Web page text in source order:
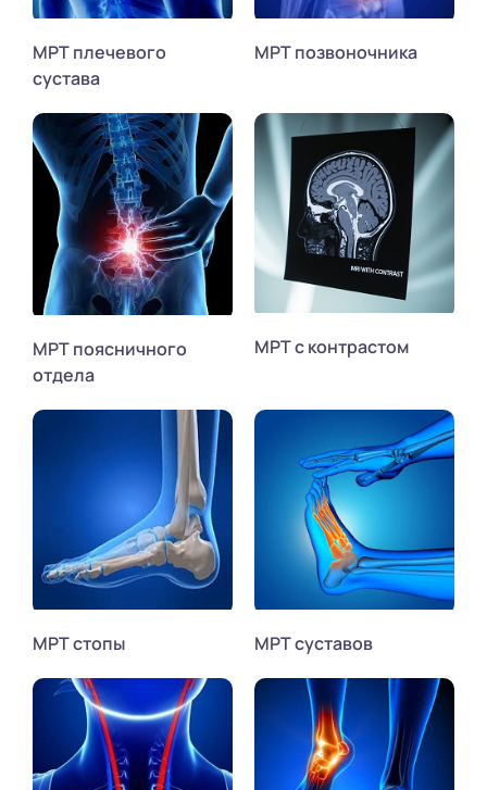
МРТ плечевого
сустава
МРТ позвоночника
МРТ поясничного
отдела
МРТ с контрастом
МРТ стопы МРТ суставов